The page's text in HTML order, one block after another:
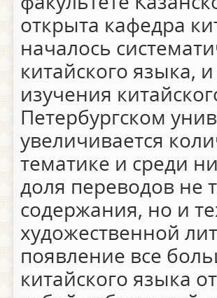
открыта кафедра
началось
китайского языка,
изучения
Петербургском
увеличивается
тематике и среди
доля переводов не
содержания, но и
художественной
появление все
китайского языка